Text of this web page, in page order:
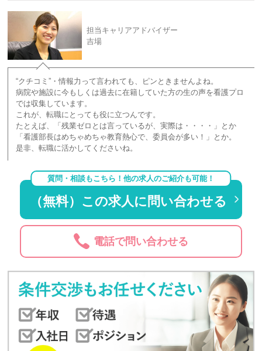
担当キャリアアドバイザー
吉場
“クチコミ”・情報力って言われても、ピンときませんよね。
病院や施設に今もしくは過去に在籍していた方の生の声を看護プロ
では収集しています。
これが、転職にとっても役に立つんです。
たとえば、「残業ゼロとは言っているが、実際は・・・・」とか
「看護部長はめちゃめちゃ教育熱心で、委員会が多い！」とか。
是非、転職に活かしてくださいね。
質問・相談もこちら！他の求人のご紹介も可能！
（無料）この求人に問い合わせる
電話で問い合わせる